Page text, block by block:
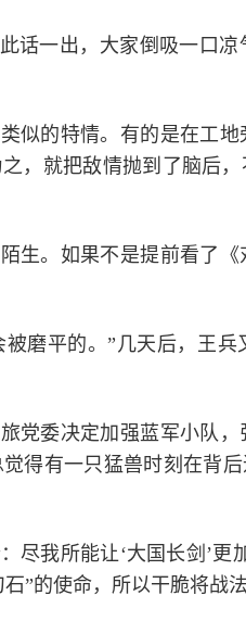
话一出，大家倒吸一口
似的特情。有的是在工
，就把敌情抛到了脑后
生。如果不是提前看了
磨平的。”几天后，王
党委决定加强蓝军小队
得有一只猛兽时刻在背
尽我所能让‘大国长剑’
”的使命，所以干脆将战法